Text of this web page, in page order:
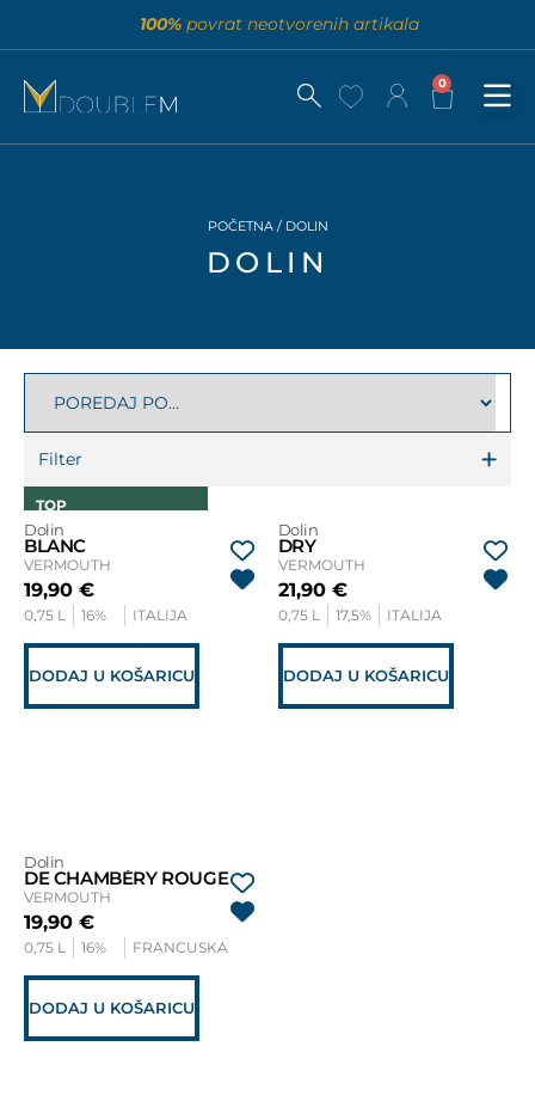
100% povrat neotvorenih artikala
0
POČETNA/ DOLIN
DOLIN
Filter
TOP
Dolin
BLANC
VERMOUTH
19,90 €
0,75 L 16% ITALIJA
DODAJ U KOŠARICU
Dolin
DRY
VERMOUTH
21,90 €
0,75 L 17,5% ITALIJA
DODAJ U KOŠARICU
Dolin
DE CHAMBÉRY ROUGE
VERMOUTH
19,90 €
0,75 L 16% FRANCUSKA
DODAJ U KOŠARICU